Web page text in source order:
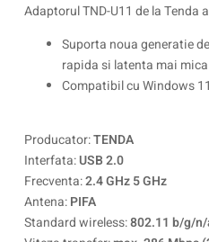
Adaptorul TND-U11 de la
Suporta noua generatie
rapida si latenta mai
Compatibil cu Windows
Producator:TENDA
Interfata:USB 2.0
Frecventa:2.4 GHz 5 GHz
Antena:PIFA
Standard wireless:802.11 b/g/